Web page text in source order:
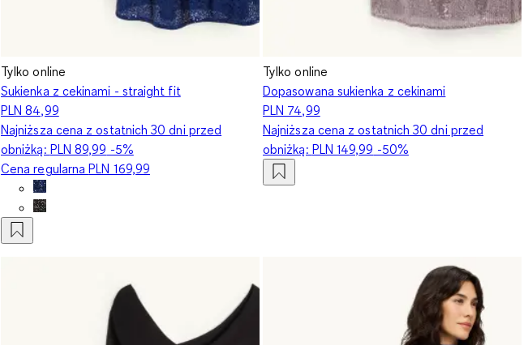
Tylko online
Sukienka z cekinami - straight fit
PLN 84,99
Najniższa cena z ostatnich 30 dni przed
obniżką: PLN 89,99 -5%
Cena regularnaPLN 169,99
Tylko online
Dopasowana sukienka z cekinami
PLN 74,99
Najniższa cena z ostatnich 30 dni przed
obniżką: PLN 149,99 -50%